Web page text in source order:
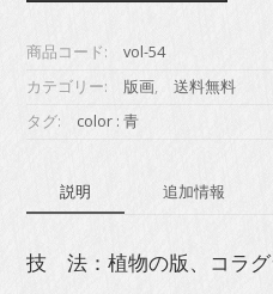
商品コード:
vol-54
カテゴリー:
版画,
送料無料
タグ:
color : 青
説明 追加情報
技 法：植物の版、コラグ